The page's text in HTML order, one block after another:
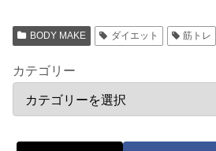
BODY MAKE ダイエット 筋トレ
カテゴリー